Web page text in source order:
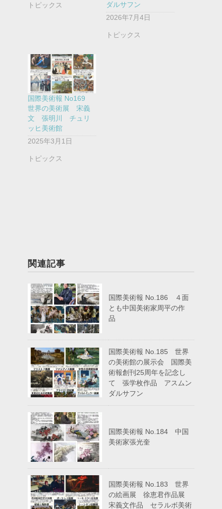
トピックス
ダルサフン
2026年7月4日
トピックス
国際美術報 No169
世界の美術展 宋義
文 張明川 チュリ
ッヒ美術館
2025年3月1日
トピックス
関連記事
国際美術報 No.186 ４面
とも中国美術家周平の作
品
国際美術報 No.185 世界
の美術館の展示会 国際美
術報創刊25周年を記念し
て 張学枚作品 アスムン
ダルサフン
国際美術報 No.184 中国
美術家張光奎
国際美術報 No.183 世界
の絵画展 徐恵君作品展
宋義文作品 セラルボ美術